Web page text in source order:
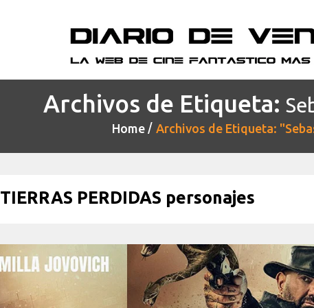
Archivos de Etiqueta:
Home Archivos de Etiqueta:
TIERRAS PERDIDAS personajes